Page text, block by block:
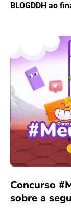
BLOGDDH ao
Concurso
sobre a